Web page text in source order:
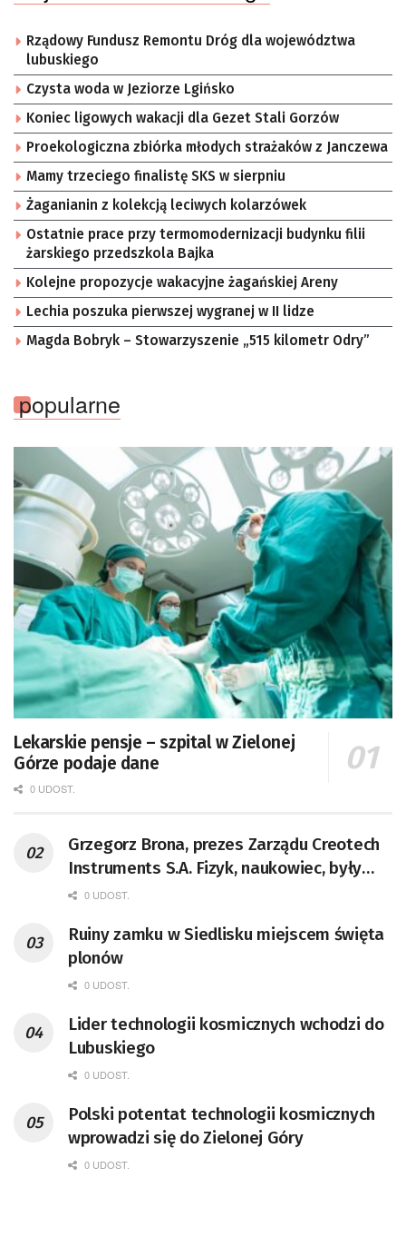
Rządowy Fundusz Remontu Dróg dla województwa
lubuskiego
Czysta woda w Jeziorze Lgińsko
Koniec ligowych wakacji dla Gezet Stali Gorzów
Proekologiczna zbiórka młodych strażaków z Janczewa
Mamy trzeciego finalistę SKS w sierpniu
Żaganianin z kolekcją leciwych kolarzówek
Ostatnie prace przy termomodernizacji budynku filii
żarskiego przedszkola Bajka
Kolejne propozycje wakacyjne żagańskiej Areny
Lechia poszuka pierwszej wygranej w II lidze
Magda Bobryk – Stowarzyszenie „515 kilometr Odry”
popularne
Lekarskie pensje – szpital w Zielonej
Górze podaje dane
0 UDOST.
Grzegorz Brona, prezes Zarządu Creotech
Instruments S.A. Fizyk, naukowiec, były
pracownik CERN w Genewie,
doktor habilitowany nauk fizycznych,
koordynator Rady Sektorowej ds.
Kompetencji Przemysłu Lotniczo-
Badań Kosmicznych i Satelitarnych PAN.
0 UDOST.
Ruiny zamku w Siedlisku miejscem święta
plonów
0 UDOST.
Lider technologii kosmicznych wchodzi do
Lubuskiego
0 UDOST.
Polski potentat technologii kosmicznych
wprowadzi się do Zielonej Góry
0 UDOST.